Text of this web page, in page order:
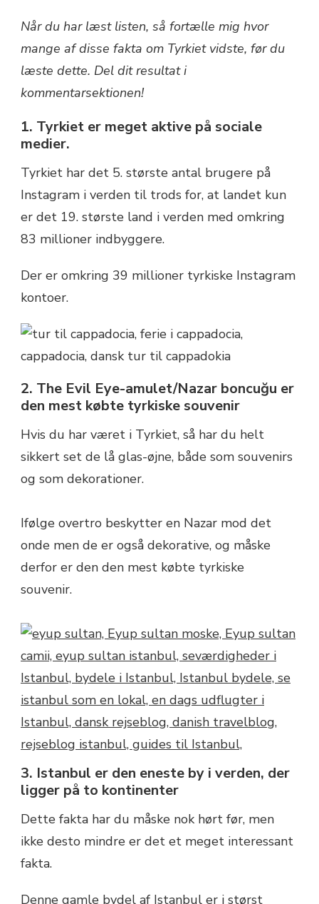
Når du har læst listen, så fortælle mig hvor
mange af disse fakta om Tyrkiet vidste, før du
læste dette. Del dit resultat i
kommentarsektionen!
1. Tyrkiet er meget aktive på sociale
medier.
Tyrkiet har det 5. største antal brugere på
Instagram i verden til trods for, at landet kun
er det 19. største land i verden med omkring
83 millioner indbyggere.
Der er omkring 39 millioner tyrkiske Instagram
kontoer.
2. The Evil Eye-amulet/Nazar boncuğu er
den mest købte tyrkiske souvenir
Hvis du har været i Tyrkiet, så har du helt
sikkert set de lå glas-øjne, både som souvenirs
og som dekorationer.
Ifølge overtro beskytter en Nazar mod det
onde men de er også dekorative, og måske
derfor er den den mest købte tyrkiske
souvenir.
3. Istanbul er den eneste by i verden, der
ligger på to kontinenter
Dette fakta har du måske nok hørt før, men
ikke desto mindre er det et meget interessant
fakta.
Denne gamle bydel af Istanbul er i størst